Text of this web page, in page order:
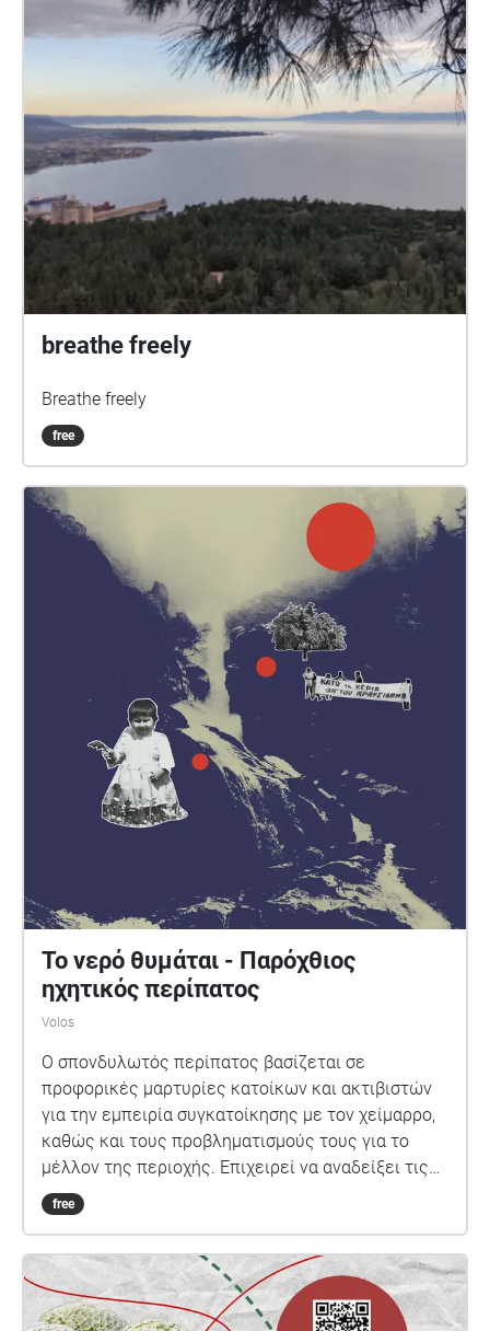
breathe freely
Breathe freely
free
Το νερό θυμάται - Παρόχθιος
ηχητικός περίπατος
Volos
Ο σπονδυλωτός περίπατος βασίζεται σε
προφορικές μαρτυρίες κατοίκων και ακτιβιστών
για την εμπειρία συγκατοίκησης με τον χείμαρρο,
καθώς και τους προβληματισμούς τους για το
μέλλον της περιοχής. Επιχειρεί να αναδείξει τις
πολυεπίπεδες σχέσεις μεταξύ ανθρώπων,
φυσικών στοιχείων και κοινωνικοπολιτικών
καιρό των πλημμυρών δαιμονοποιήθηκε ο
χείμαρρος σχεδόν ως η αιτία του κακού, η
διεπιστημονική έρευνα επιχείρησε τη βιο-γραφία
free